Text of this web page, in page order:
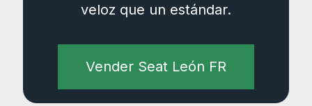
veloz que un estándar.
Vender Seat León FR